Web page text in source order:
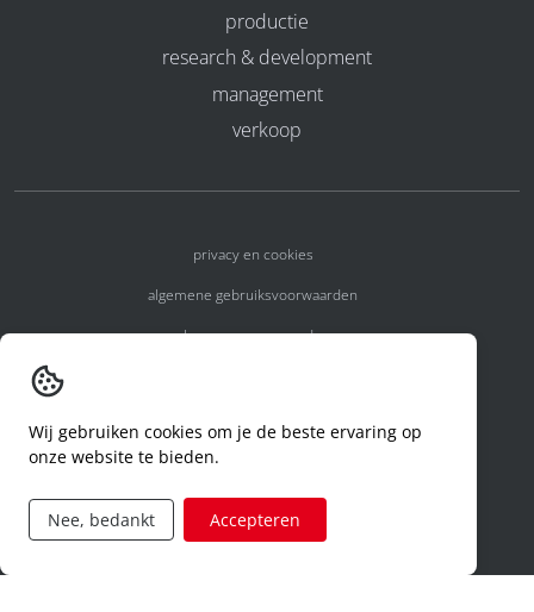
productie
research & development
management
verkoop
privacy en cookies
algemene gebruiksvoorwaarden
algemene voorwaarden
code of conduct
aanvraag rechten ivm privacy
Wij gebruiken cookies om je de beste ervaring op
onze website te bieden.
Nee, bedankt Accepteren